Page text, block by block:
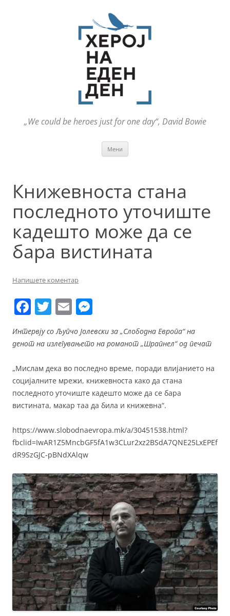
„We could be heroes just for one day“, David Bowie
Мени
Книжевноста стана
последното уточиште
кадешто може да се
бара вистината
Напишете коментар
F
c
b
o
o
k
T
w
itt
E
m
ai ss
n
g
er
Интервју со Љупчо Јолевски за „Слободна Европа“ на
денот на излегувањето на романот „Шрапнел“ од печат
„Мислам дека во последно време, поради влијанието на
социјалните мрежи, книжевноста како да стана
последното уточиште кадешто може да се бара
вистината, макар таа да била и книжевна“.
https://www.slobodnaevropa.mk/a/30451538.html?
fbclid=IwAR1Z5MncbGF5fA1w3CLur2xz2BSdA7QNE25LxEPEf
dR9SzGJC-pBNdXAlqw